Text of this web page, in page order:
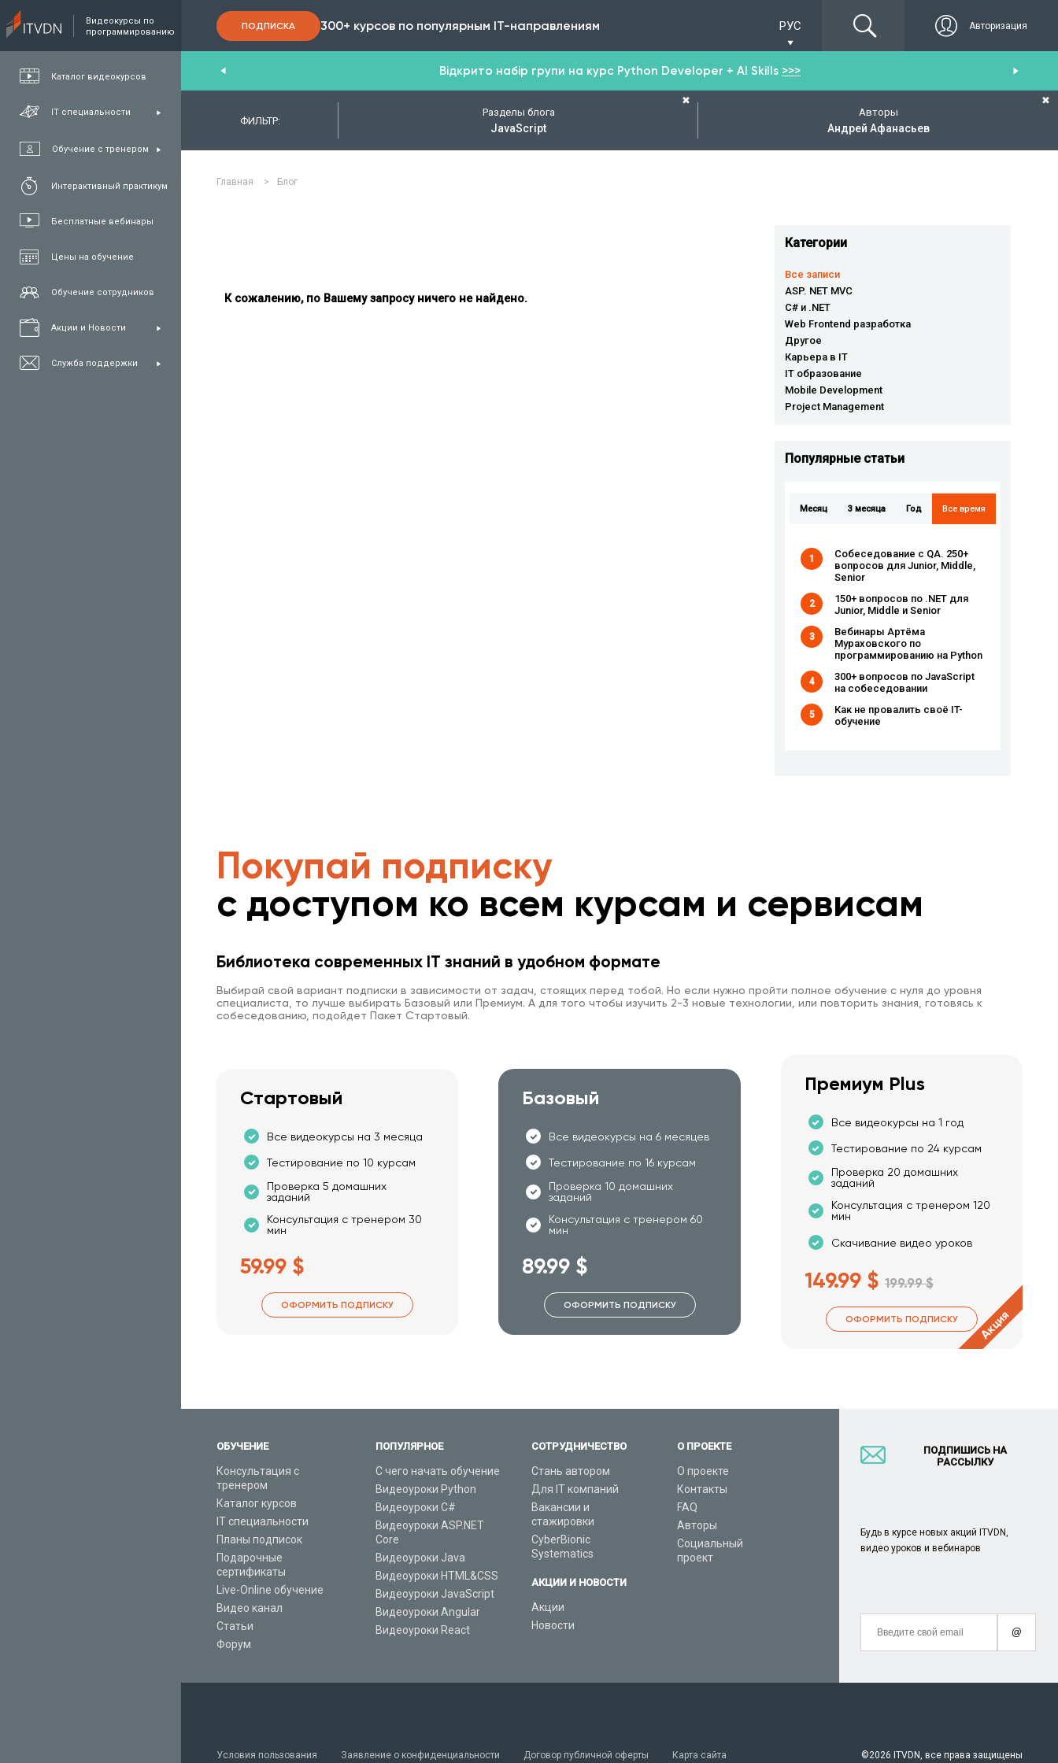
Видеокурсы по
программированию
Каталог видеокурсов
IT специальности
Обучение с тренером
Интерактивный практикум
Бесплатные вебинары
Цены на обучение
Обучение сотрудников
Акции и Новости
Служба поддержки
ПОДПИСКА 300+ курсов по популярным IT-направлениям РУС Авторизация
FullStack Відкрито набір групи на курс Python Developer + AI Skills >>>
ФИЛЬТР:
Разделы блога
JavaScript
✖
Авторы
Андрей Афанасьев
✖
Главная > Блог
К сожалению, по Вашему запросу ничего не найдено.
Категории
Все записи
ASP. NET MVC
C# и .NET
Web Frontend разработка
Другое
Карьера в IT
IT образование
Mobile Development
Project Management
Популярные cтатьи
Месяц 3 месяца Год Все время
1
Собеседование с QA. 250+
вопросов для Junior, Middle,
Senior
2
150+ вопросов по .NET для
Junior, Middle и Senior
3
Вебинары Артёма
Мураховского по
программированию на Python
4
300+ вопросов по JavaScript
на собеседовании
5
Как не провалить своё IT-
обучение
Покупай подписку
с доступом ко всем курсам и сервисам
Библиотека современных IT знаний в удобном формате
Выбирай свой вариант подписки в зависимости от задач, стоящих перед тобой. Но если нужно пройти полное обучение с нуля до уровня
специалиста, то лучше выбирать Базовый или Премиум. А для того чтобы изучить 2-3 новые технологии, или повторить знания, готовясь к
собеседованию, подойдет Пакет Стартовый.
Стартовый
Все видеокурсы на 3 месяца
Тестирование по 10 курсам
Проверка 5 домашних
заданий
Консультация с тренером 30
мин
59.99 $
ОФОРМИТЬ ПОДПИСКУ
Базовый
Все видеокурсы на 6 месяцев
Тестирование по 16 курсам
Проверка 10 домашних
заданий
Консультация с тренером 60
мин
89.99 $
ОФОРМИТЬ ПОДПИСКУ
Премиум Plus
Все видеокурсы на 1 год
Тестирование по 24 курсам
Проверка 20 домашних
заданий
Консультация с тренером 120
мин
Скачивание видео уроков
149.99 $ 199.99 $
ОФОРМИТЬ ПОДПИСКУ Акция
ОБУЧЕНИЕ
Консультация с
тренером
Каталог курсов
IT специальности
Планы подписок
Подарочные
сертификаты
Live-Online обучение
Видео канал
Статьи
Форум
ПОПУЛЯРНОЕ
С чего начать обучение
Видеоуроки Python
Видеоуроки C#
Видеоуроки ASP.NET
Core
Видеоуроки Java
Видеоуроки HTML&CSS
Видеоуроки JavaScript
Видеоуроки Angular
Видеоуроки React
СОТРУДНИЧЕСТВО
Стань автором
Для IT компаний
Вакансии и
стажировки
CyberBionic
Systematics
АКЦИИ И НОВОСТИ
Акции
Новости
О ПРОЕКТЕ
О проекте
Контакты
FAQ
Авторы
Социальный
проект
ПОДПИШИСЬ НА
РАССЫЛКУ
Будь в курсе новых акций ITVDN,
видео уроков и вебинаров
@
Условия пользования Заявление о конфиденциальности Договор публичной оферты Карта сайта ©2026 ITVDN, все права защищены